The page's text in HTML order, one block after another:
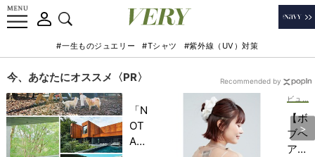
#一生ものジュエリー #Tシャツ #紫外線（UV）対策
今、あなたにオススメ〈PR〉
「N
OT
A
【ボ
ブヘ
ア】
Recommended by